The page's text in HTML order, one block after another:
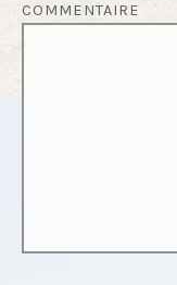
L
L
COMMENTAIRE